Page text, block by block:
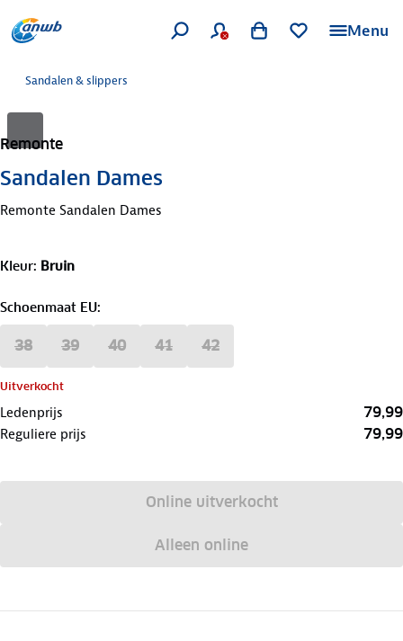
Menu
Sandalen & slippers
Remonte
Sandalen Dames
Remonte Sandalen Dames
Kleur: Bruin
Schoenmaat EU:
38 39 40 41 42
Uitverkocht
Ledenprijs 79,99
Reguliere prijs 79,99
Online uitverkocht
Alleen online